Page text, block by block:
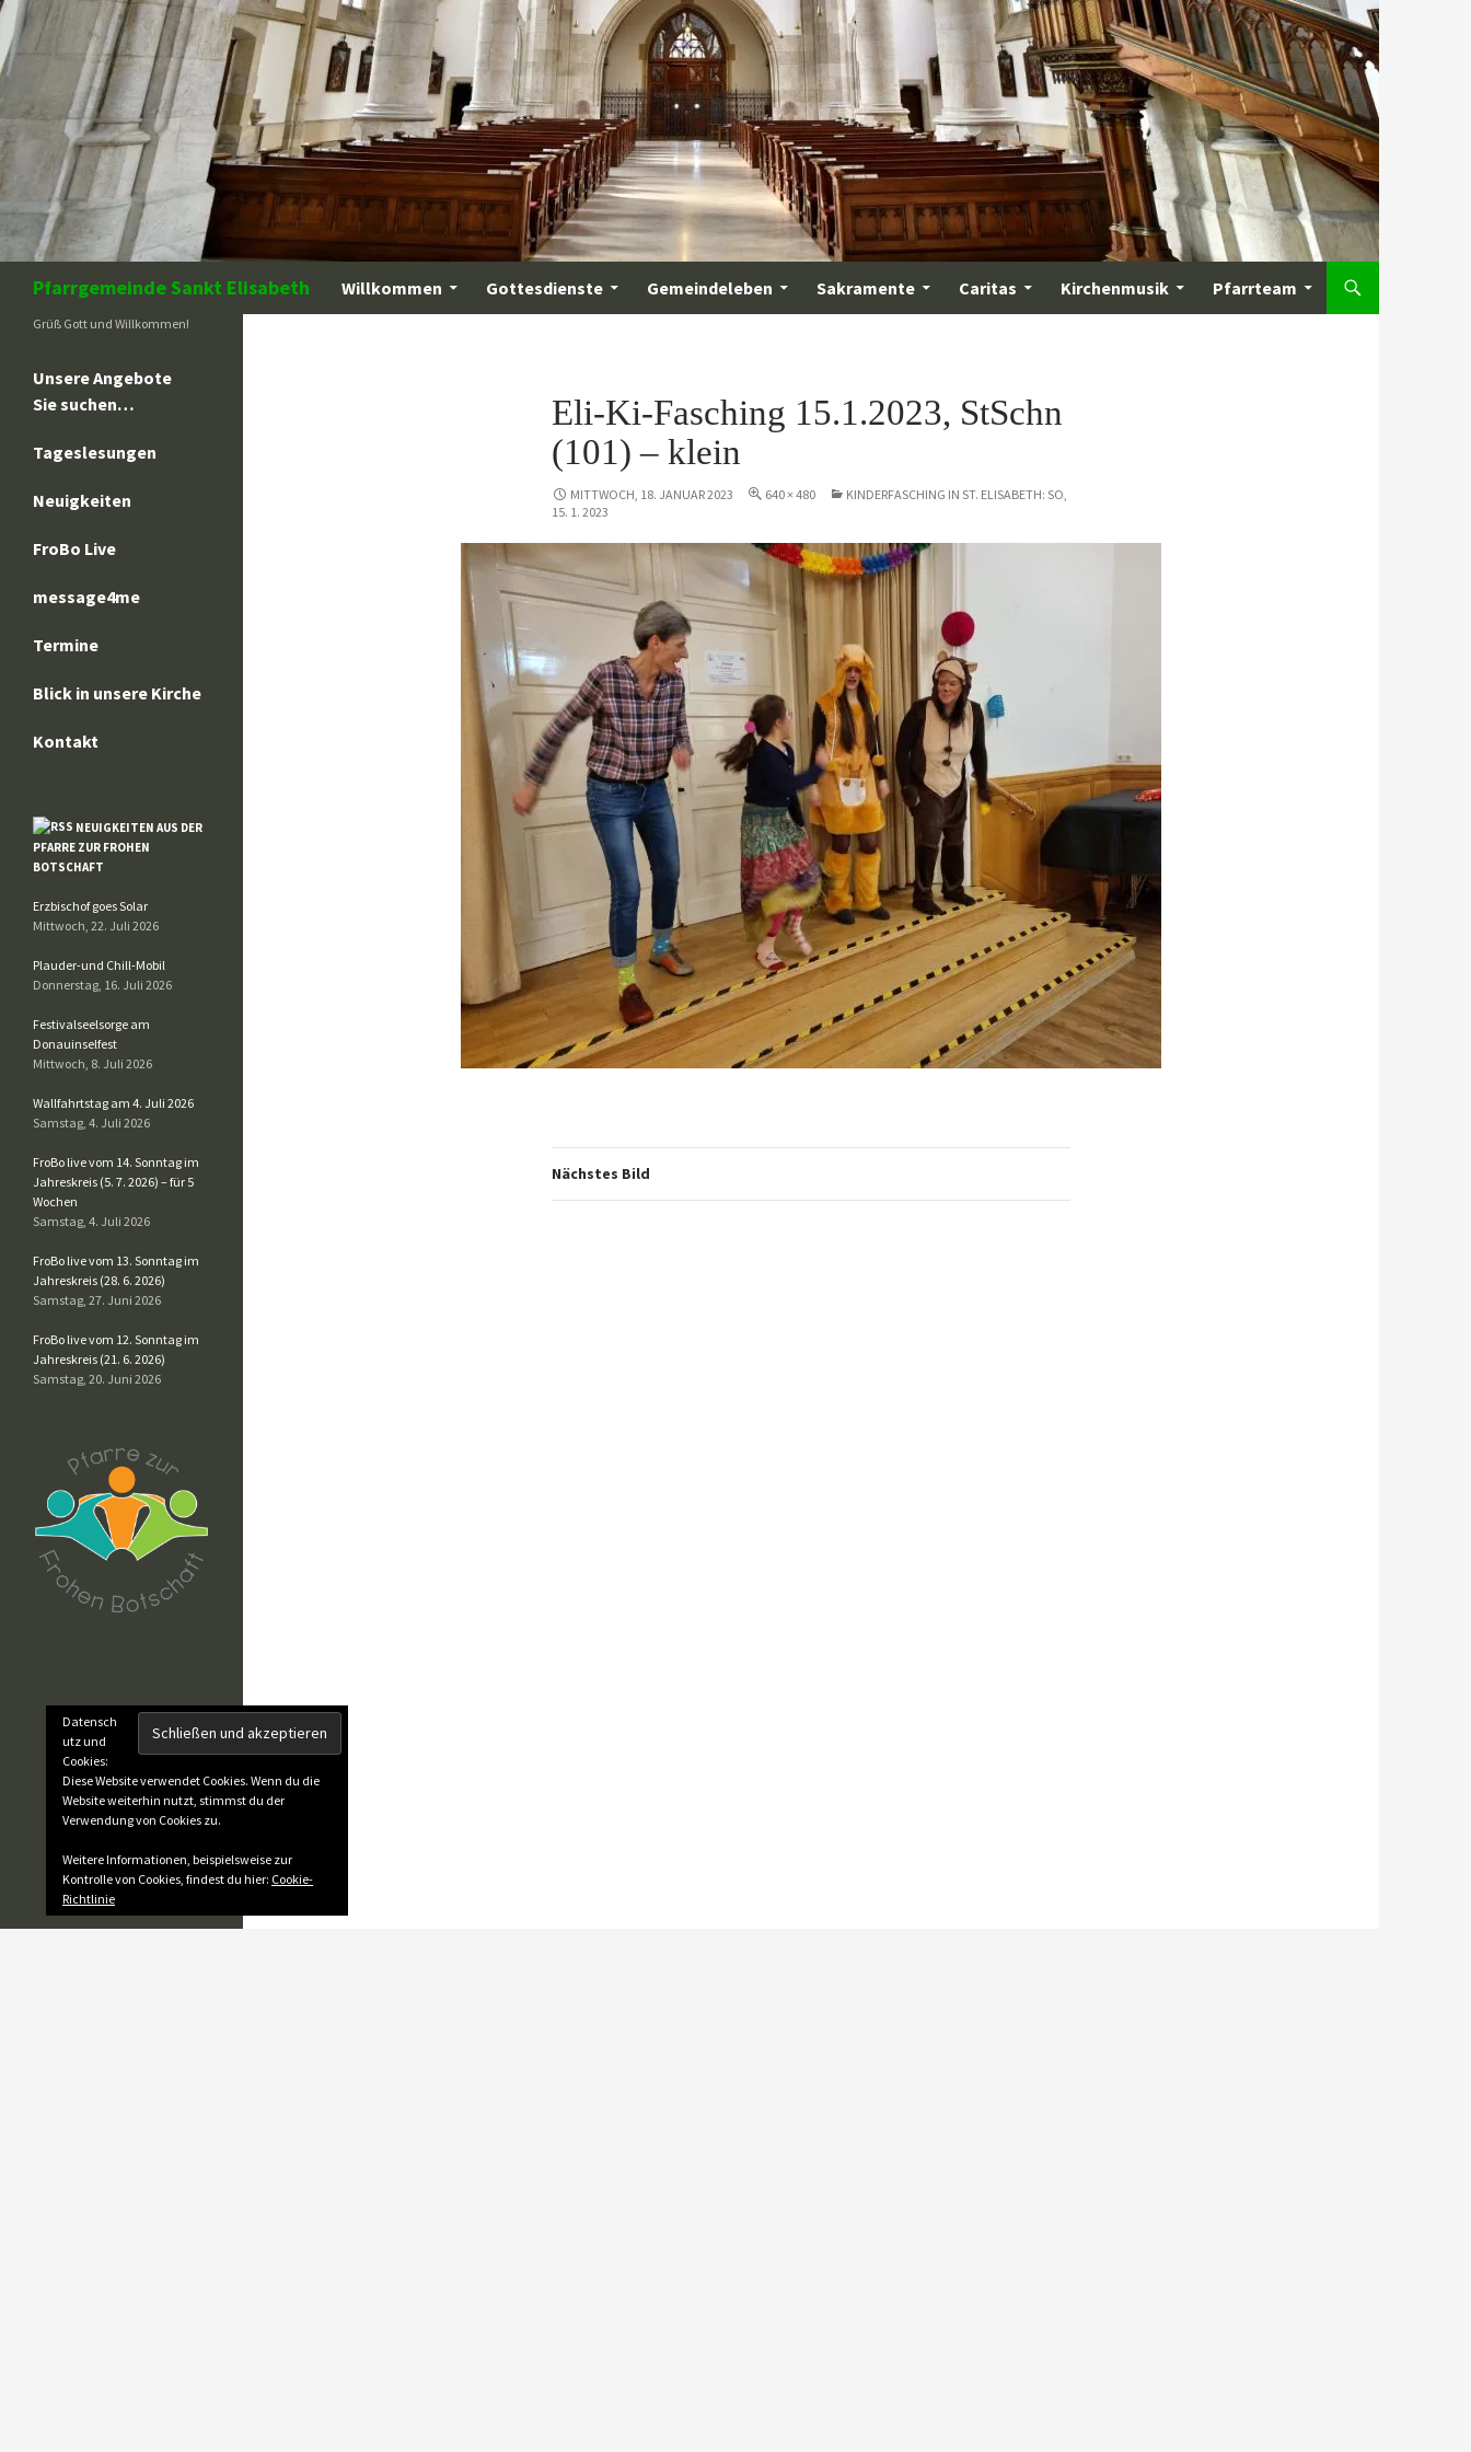
Zum
Inhalt
springen
Pfarrgemeinde Sankt Elisabeth Willkommen Gottesdienste Gemeindeleben Sakramente Caritas Kirchenmusik Pfarrteam
Eli-Ki-Fasching 15.1.2023, StSchn
(101) – klein
MITTWOCH, 18. JANUAR 2023 640 × 480
KINDERFASCHING IN ST. ELISABETH: SO,
15. 1. 2023
Nächstes Bild
Grüß Gott und Willkommen!
Unsere Angebote
Sie suchen…
Tageslesungen
Neuigkeiten
FroBo Live
message4me
Termine
Blick in unsere Kirche
Kontakt
NEUIGKEITEN AUS DER
PFARRE ZUR FROHEN
BOTSCHAFT
Erzbischof goes Solar
Mittwoch, 22. Juli 2026
Plauder-und Chill-Mobil
Donnerstag, 16. Juli 2026
Festivalseelsorge am
Donauinselfest
Mittwoch, 8. Juli 2026
Wallfahrtstag am 4. Juli 2026
Samstag, 4. Juli 2026
FroBo live vom 14. Sonntag im
Jahreskreis (5. 7. 2026) – für 5
Wochen
Samstag, 4. Juli 2026
FroBo live vom 13. Sonntag im
Jahreskreis (28. 6. 2026)
Samstag, 27. Juni 2026
FroBo live vom 12. Sonntag im
Jahreskreis (21. 6. 2026)
Samstag, 20. Juni 2026
Datensch
utz und
Cookies:
Diese Website verwendet Cookies. Wenn du die
Website weiterhin nutzt, stimmst du der
Verwendung von Cookies zu.
Weitere Informationen, beispielsweise zur
Kontrolle von Cookies, findest du hier: Cookie-
Richtlinie